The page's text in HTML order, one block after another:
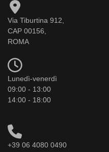
Via Tiburtina 912,
CAP 00156,
ROMA
Lunedì-venerdì
09:00 - 13:00
14:00 - 18:00
+39 06 4080 0490